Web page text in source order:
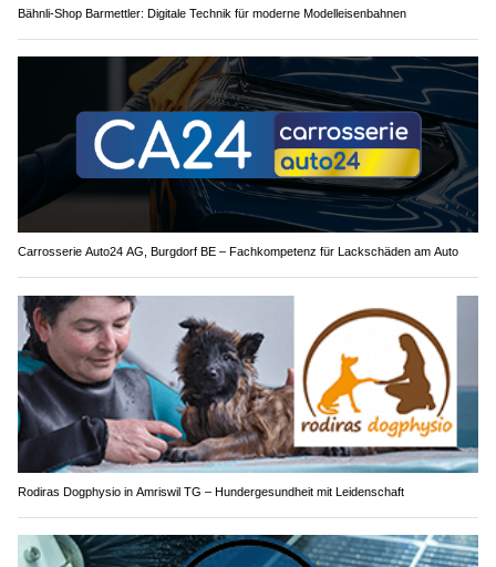
Bähnli-Shop Barmettler: Digitale Technik für moderne Modelleisenbahnen
Carrosserie Auto24 AG, Burgdorf BE – Fachkompetenz für Lackschäden am Auto
Rodiras Dogphysio in Amriswil TG – Hundergesundheit mit Leidenschaft